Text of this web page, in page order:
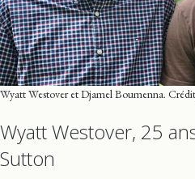
Wyatt Westover et Djamel Boumenna.
Wyatt Westover, 25
Sutton